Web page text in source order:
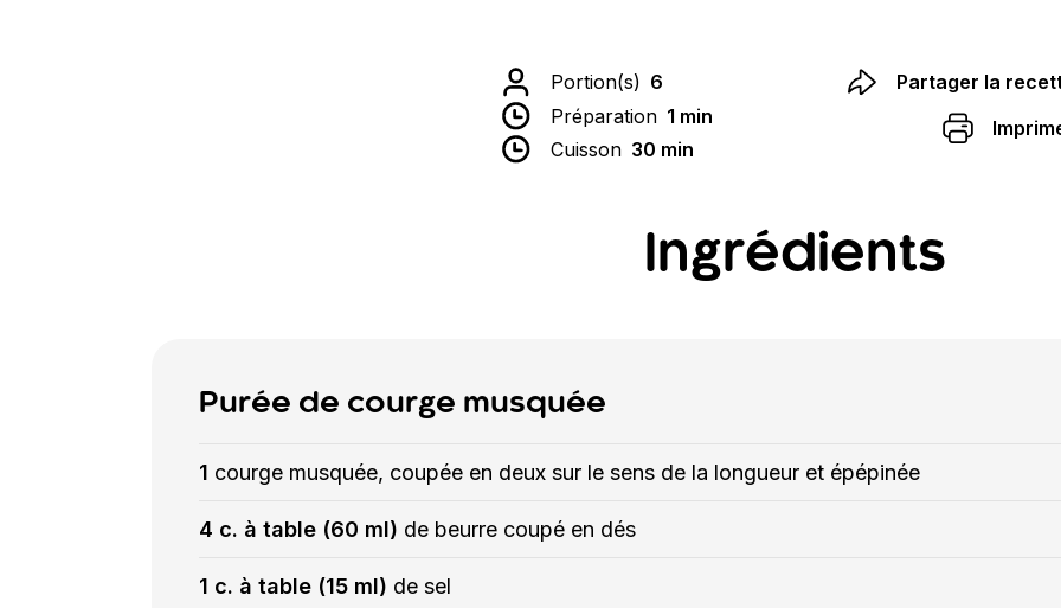
Portion(s) 6
Préparation 1 min
Cuisson 30 min
Partager la
Ingrédients
Purée de courge musquée
1 courge musquée, coupée en deux sur le sens de la longueur et épépinée
4 c. à table (60 ml) de beurre coupé en dés
1 c. à table (15 ml) de sel